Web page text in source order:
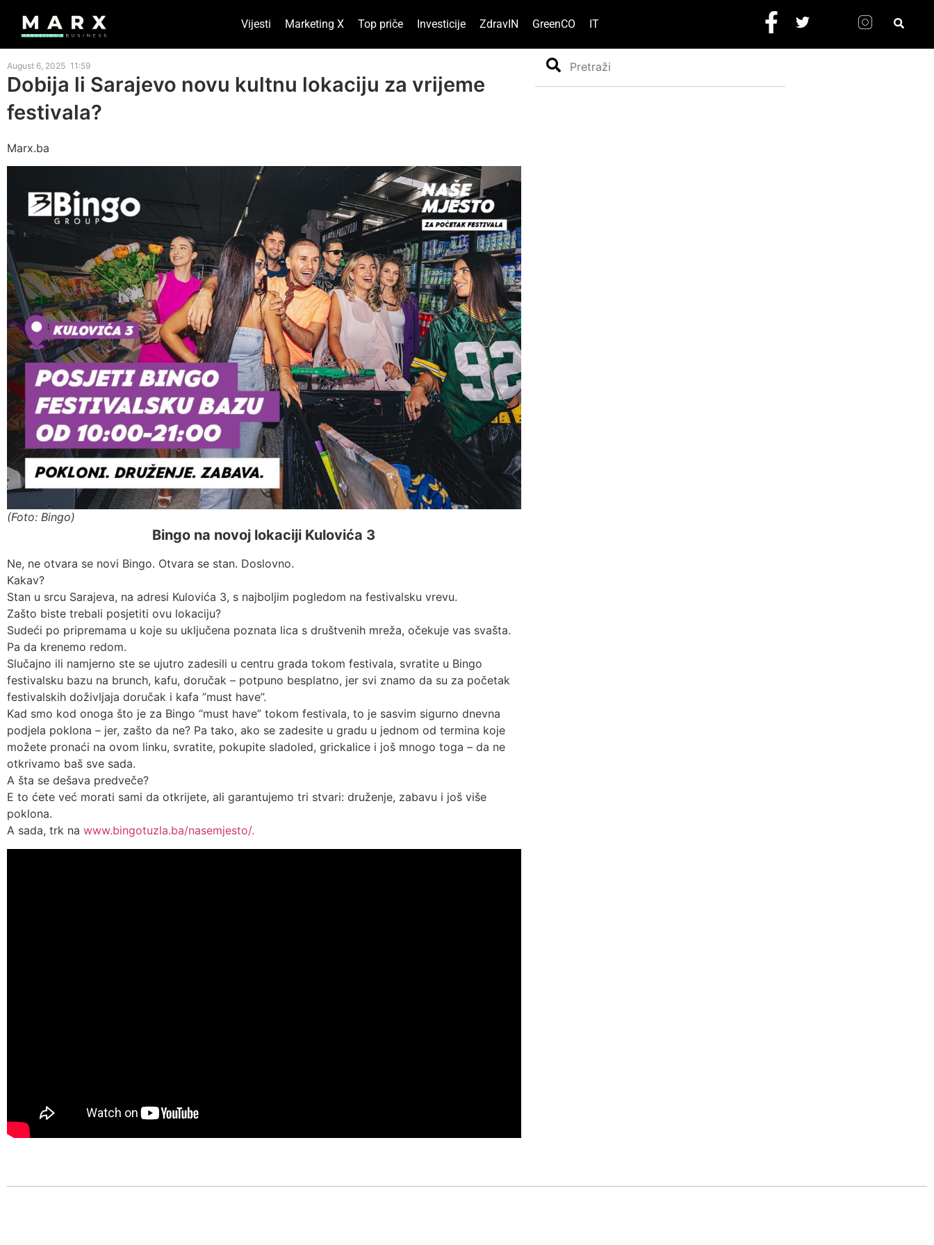
Vijesti Marketing X Top priče Investicije ZdravIN GreenCO IT
August 6, 2025 11:59
Dobija li Sarajevo novu kultnu lokaciju za vrijeme
festivala?
Marx.ba
(Foto: Bingo)
Bingo na novoj lokaciji Kulovića 3
Ne, ne otvara se novi Bingo. Otvara se stan. Doslovno.
Kakav?
Stan u srcu Sarajeva, na adresi Kulovića 3, s najboljim pogledom na festivalsku vrevu.
Zašto biste trebali posjetiti ovu lokaciju?
Sudeći po pripremama u koje su uključena poznata lica s društvenih mreža, očekuje vas svašta.
Pa da krenemo redom.
Slučajno ili namjerno ste se ujutro zadesili u centru grada tokom festivala, svratite u Bingo
festivalsku bazu na brunch, kafu, doručak – potpuno besplatno, jer svi znamo da su za početak
festivalskih doživljaja doručak i kafa ”must have”.
Kad smo kod onoga što je za Bingo “must have” tokom festivala, to je sasvim sigurno dnevna
podjela poklona – jer, zašto da ne? Pa tako, ako se zadesite u gradu u jednom od termina koje
možete pronaći na ovom linku, svratite, pokupite sladoled, grickalice i još mnogo toga – da ne
otkrivamo baš sve sada.
A šta se dešava predveče?
E to ćete već morati sami da otkrijete, ali garantujemo tri stvari: druženje, zabavu i još više
poklona.
A sada, trk na www.bingotuzla.ba/nasemjesto/.
Search